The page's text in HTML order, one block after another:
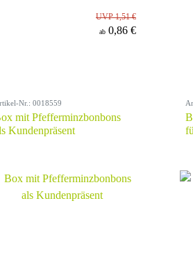
UVP 1,51 €
ab 0,86 €
Nr.: 0018559
mit Pfefferminzbonbons
Kundenpräsent